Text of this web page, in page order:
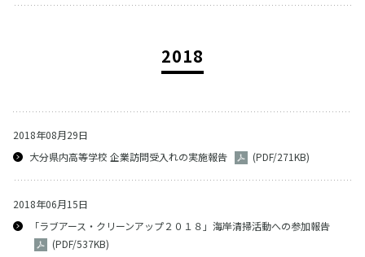
2018
2018年08月29日
大分県内高等学校 企業訪問受入れの実施報告
(PDF/271KB)
2018年06月15日
「ラブアース・クリーンアップ２０１８」海岸清掃活動への参加報告
(PDF/537KB)